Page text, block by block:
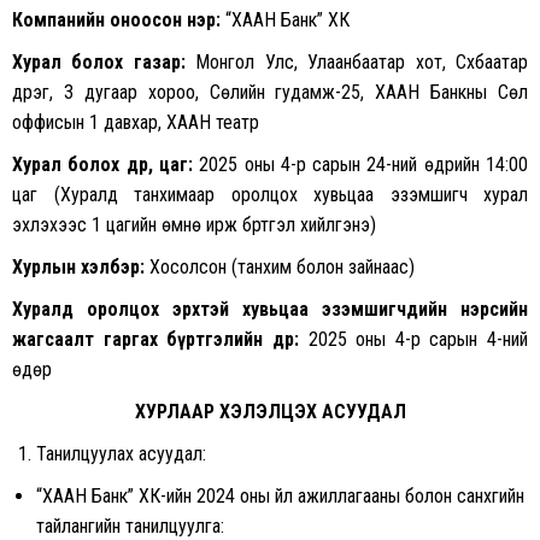
Компанийн оноосон нэр: “ХААН Банк” ХК
Хурал болох газар:Монгол Улс, Улаанбаатар хот, Сүхбаатар
дүүрэг, 3 дугаар хороо, Сөүлийн гудамж-25, ХААН Банкны Сөүл
оффисын 1 давхар, ХААН театр
Хурал болох өдөр, цаг:2025 оны 4-р сарын 24-ний өдрийн 14:00
цаг (Хуралд танхимаар оролцох хувьцаа эзэмшигч хурал
эхлэхээс 1 цагийн өмнө ирж бүртгэл хийлгэнэ)
Хурлын хэлбэр: Хосолсон (танхим болон зайнаас)
Хуралд оролцох эрхтэй хувьцаа эзэмшигчдийн нэрсийн
жагсаалт гаргах бүртгэлийн өдөр:2025 оны 4-р сарын 4-ний
өдөр
ХУРЛААР ХЭЛЭЛЦЭХ АСУУДАЛ
Танилцуулах асуудал:
“ХААН Банк” ХК-ийн 2024 оны үйл ажиллагааны болон санхүүгийн
тайлангийн танилцуулга: